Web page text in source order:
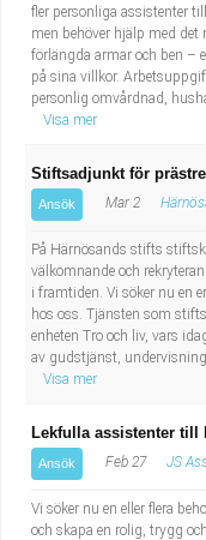
fler personliga assistenter
men behöver hjälp med
förlängda armar och ben –
på sina villkor.
personlig omvårdnad,
Visa mer
Stiftsadjunkt för
Ansök Mar 2
På Härnösands stifts
välkomnande och
i framtiden. Vi söker nu en
hos oss. Tjänsten som
enheten Tro och liv, vars
av gudstjänst,
Visa mer
Lekfulla assistenter till
Ansök Feb 27 JS
Vi söker nu en eller flera
och skapa en rolig, trygg